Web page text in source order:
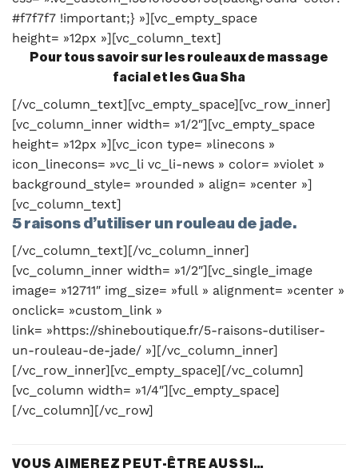
#f7f7f7 !important;} »][vc_empty_space
height= »12px »][vc_column_text]
Pour tous savoir sur les rouleaux de massage
facial et les Gua Sha
[/vc_column_text][vc_empty_space][vc_row_inner]
[vc_column_inner width= »1/2″][vc_empty_space
height= »12px »][vc_icon type= »linecons »
icon_linecons= »vc_li vc_li-news » color= »violet »
background_style= »rounded » align= »center »]
[vc_column_text]
5 raisons d’utiliser un rouleau de jade.
[/vc_column_text][/vc_column_inner]
[vc_column_inner width= »1/2″][vc_single_image
image= »12711″ img_size= »full » alignment= »center »
onclick= »custom_link »
link= »https://shineboutique.fr/5-raisons-dutiliser-
un-rouleau-de-jade/ »][/vc_column_inner]
[/vc_row_inner][vc_empty_space][/vc_column]
[vc_column width= »1/4″][vc_empty_space]
[/vc_column][/vc_row]
VOUS AIMEREZ PEUT-ÊTRE AUSSI…